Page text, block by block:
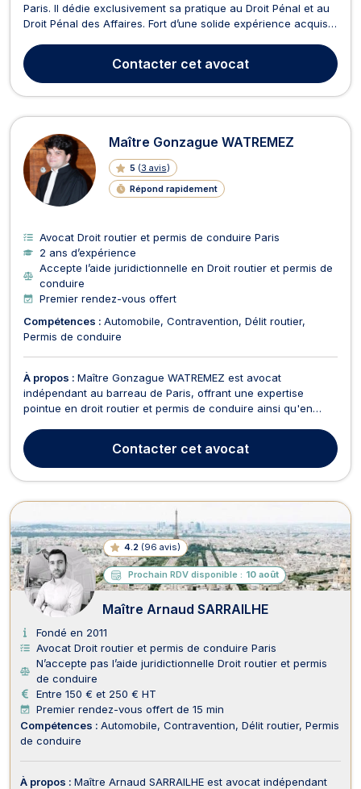
Paris. Il dédie exclusivement sa pratique au Droit Pénal et au
Droit Pénal des Affaires. Fort d’une solide expérience acquise
REGERAT intervient avec réactivité et technicité à tous les
stades de la procédure, qu'il s'agisse...
Contacter cet avocat
Maître Gonzague WATREMEZ
5 (3 avis)
Répond rapidement
Avocat Droit routier et permis de conduire Paris
2 ans d’expérience
Accepte l’aide juridictionnelle en Droit routier et permis de
conduire
Premier rendez-vous offert
Compétences : Automobile Contravention Délit routier
Permis de conduire
À propos : Maître Gonzague WATREMEZ est avocat
indépendant au barreau de Paris, offrant une expertise
pointue en droit routier et permis de conduire ainsi qu'en
WATREMEZ accompagne ses clients, qu'ils soient prévenus
ou parties civiles, dans toutes les démarches liées aux con...
Contacter cet avocat
4.2 (96 avis)
Prochain RDV disponible : 10 août
Maître Arnaud SARRAILHE
Fondé en 2011
Avocat Droit routier et permis de conduire Paris
N’accepte pas l’aide juridictionnelle Droit routier et permis
de conduire
Entre 150 € et 250 € HT
Premier rendez-vous offert de 15 min
Compétences : Automobile Contravention Délit routier Permis
de conduire
À propos : Maître Arnaud SARRAILHE est avocat indépendant